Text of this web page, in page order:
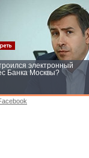
электронный
Банка Москвы?